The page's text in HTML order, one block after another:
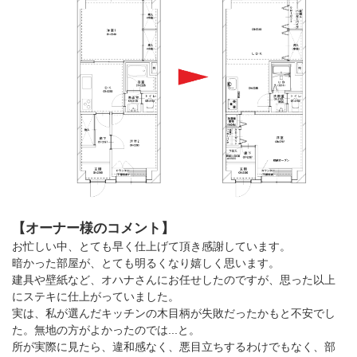
【オーナー様のコメント】
お忙しい中、とても早く仕上げて頂き感謝しています。
暗かった部屋が、とても明るくなり嬉しく思います。
建具や壁紙など、オハナさんにお任せしたのですが、思った以上
にステキに仕上がっていました。
実は、私が選んだキッチンの木目柄が失敗だったかもと不安でし
た。無地の方がよかったのでは...と。
所が実際に見たら、違和感なく、悪目立ちするわけでもなく、部